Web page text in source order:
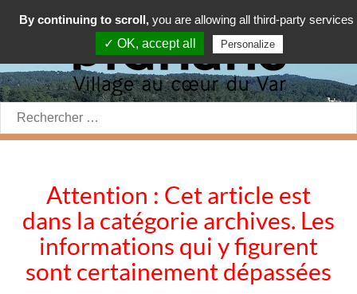
Rechercher:
Attention : Cet article est
dans la catégorie archives. Les
informations qui y figurent
sont certainement dépassées
By continuing to scroll, you are allowing all third-party services
✓ OK, accept all
Personalize